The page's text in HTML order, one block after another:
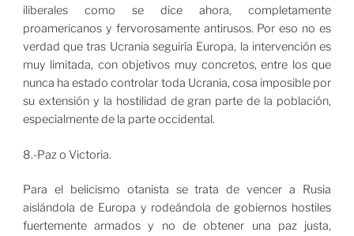
iliberales como se dice ahora, completamente
proamericanos y fervorosamente antirusos. Por eso no es
verdad que tras Ucrania seguiría Europa, la intervención es
muy limitada, con objetivos muy concretos, entre los que
nunca ha estado controlar toda Ucrania, cosa imposible por
su extensión y la hostilidad de gran parte de la población,
especialmente de la parte occidental.
8.-Paz o Victoria.
Para el belicismo otanista se trata de vencer a Rusia
aislándola de Europa y rodeándola de gobiernos hostiles
fuertemente armados y no de obtener una paz justa,